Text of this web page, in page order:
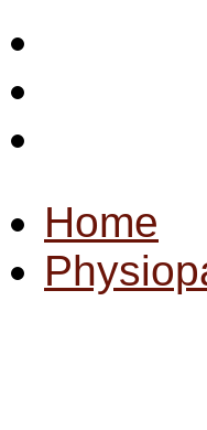
Home